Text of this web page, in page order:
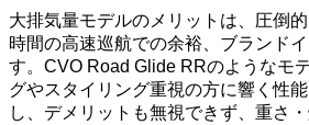
大排気量モデルのメリットは、圧倒
時間の高速巡航での余裕、ブランド
す。CVO Road Glide RRのようなモ
グやスタイリング重視の方に響く性
し、デメリットも無視できず、重さ